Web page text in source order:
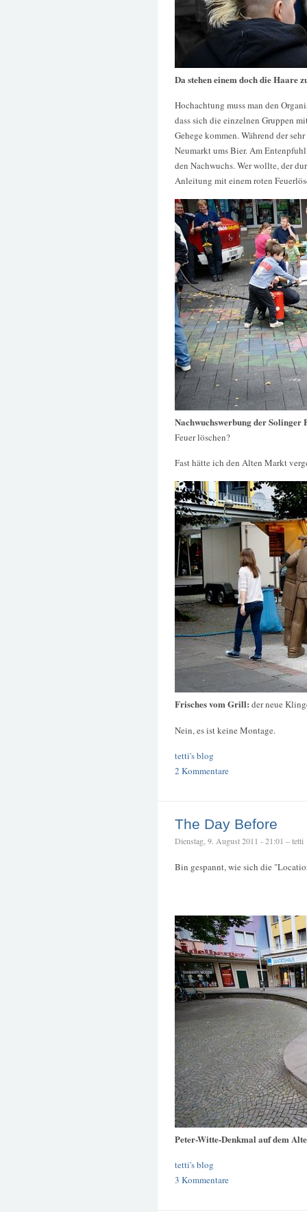
Da stehen einem doch die Haare
Hochachtung muss man den
dass sich die einzelnen Gruppen
Gehege kommen. Während der
Neumarkt ums Bier. Am
den Nachwuchs. Wer wollte, der
Anleitung mit einem roten
Nachwuchswerbung der Solinger
Feuer löschen?
Fast hätte ich den Alten Markt
Frisches vom Grill: der neue
Nein, es ist keine Montage.
tetti's blog
2 Kommentare
The Day Before
Dienstag, 9. August 2011 - 21:01 – tetti
Bin gespannt, wie sich die
Peter-Witte-Denkmal auf dem
tetti's blog
3 Kommentare